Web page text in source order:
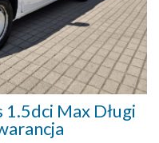
Max Długi